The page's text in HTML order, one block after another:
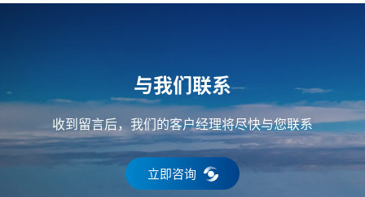
与我们联系
收到留言后，我们的客户经理将尽快与您联系
立即咨询